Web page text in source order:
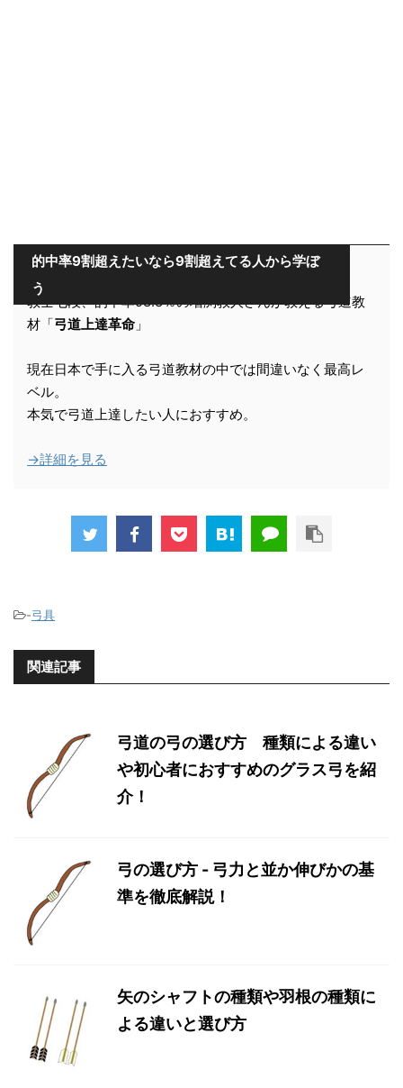
的中率9割超えたいなら9割超えてる人から学ぼ
う
教士七段、的中率98.8％の増渕敦人さんが教える弓道教
材「弓道上達革命 」
現在日本で手に入る弓道教材の中では間違いなく最高レ
ベル。
本気で弓道上達したい人におすすめ。
→詳細を見る
-弓具
関連記事
弓道の弓の選び方 種類による違い
や初心者におすすめのグラス弓を紹
介！
弓の選び方 - 弓力と並か伸びかの基
準を徹底解説！
矢のシャフトの種類や羽根の種類に
よる違いと選び方